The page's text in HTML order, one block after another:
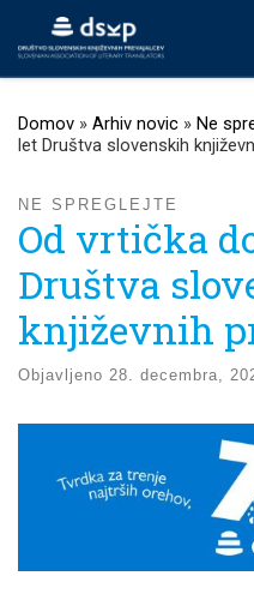
Prikaži vso vsebino
Domov » Arhiv novic » Ne
let Društva slovenskih
NE SPREGLEJTE
Od vrtička
Društva
književnih
Objavljeno 28. decembra,